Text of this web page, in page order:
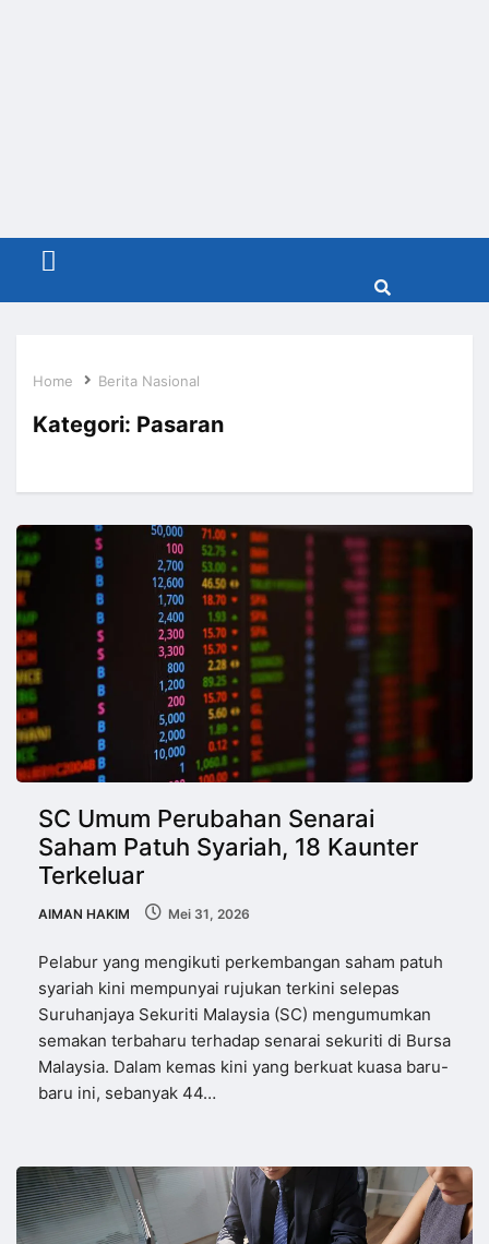
Menu
Home Berita Nasional
Kategori: Pasaran
SC Umum Perubahan Senarai
Saham Patuh Syariah, 18 Kaunter
Terkeluar
AIMAN HAKIM Mei 31, 2026
Pelabur yang mengikuti perkembangan saham patuh
syariah kini mempunyai rujukan terkini selepas
Suruhanjaya Sekuriti Malaysia (SC) mengumumkan
semakan terbaharu terhadap senarai sekuriti di Bursa
Malaysia. Dalam kemas kini yang berkuat kuasa baru-
baru ini, sebanyak 44…